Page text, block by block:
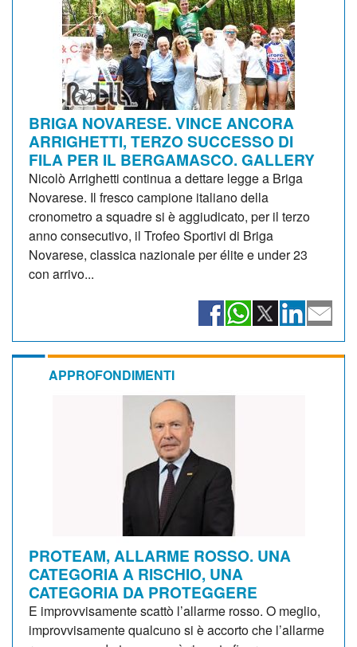
BRIGA NOVARESE. VINCE ANCORA
ARRIGHETTI, TERZO SUCCESSO DI
FILA PER IL BERGAMASCO. GALLERY
Nicolò Arrighetti continua a dettare legge a Briga
Novarese. Il fresco campione italiano della
cronometro a squadre si è aggiudicato, per il terzo
anno consecutivo, il Trofeo Sportivi di Briga
Novarese, classica nazionale per élite e under 23
con arrivo...
APPROFONDIMENTI
PROTEAM, ALLARME ROSSO. UNA
CATEGORIA A RISCHIO, UNA
CATEGORIA DA PROTEGGERE
E improvvisamente scattò l’allarme rosso. O meglio,
improvvisamente qualcuno si è accorto che l’allarme